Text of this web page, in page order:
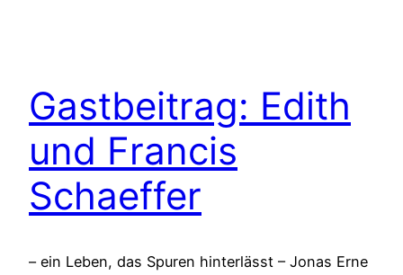
Gastbeitrag: Edith
und Francis
Schaeffer
– ein Leben, das Spuren hinterlässt – Jonas Erne